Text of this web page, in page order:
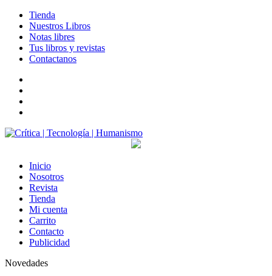
Tienda
Nuestros Libros
Notas libres
Tus libros y revistas
Contactanos
Inicio
Nosotros
Revista
Tienda
Mi cuenta
Carrito
Contacto
Publicidad
Novedades